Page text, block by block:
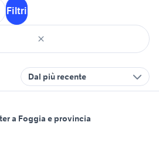
Filtri
Dal più recente
a Foggia e provincia